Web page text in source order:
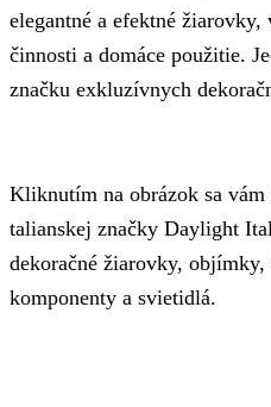
elegantné a efektné
činnosti a domáce použitie.
značku exkluzívnych
Kliknutím na obrázok sa vám
talianskej značky Daylight
dekoračné žiarovky,
komponenty a svietidlá.